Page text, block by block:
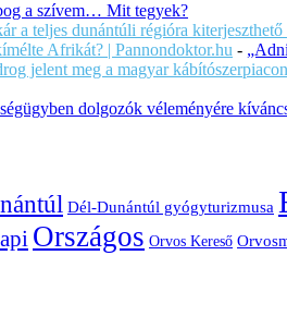
a szívem… Mit tegyek?
a teljes dunántúli régióra kiterjeszthető
Afrikát? | Pannondoktor.hu -
jelent meg a magyar
dolgozók véleményére
Dél-Dunántúl gyógyturizmusa
Országos Orvos Kereső